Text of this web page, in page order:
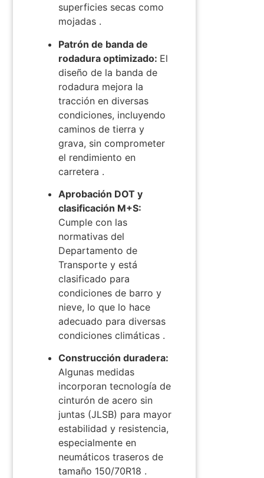
superficies secas como
mojadas .
Patrón de banda de
rodadura optimizado: El
diseño de la banda de
rodadura mejora la
tracción en diversas
condiciones, incluyendo
caminos de tierra y
grava, sin comprometer
el rendimiento en
carretera .
Aprobación DOT y
clasificación M+S:
Cumple con las
normativas del
Departamento de
Transporte y está
clasificado para
condiciones de barro y
nieve, lo que lo hace
adecuado para diversas
condiciones climáticas .
Construcción duradera:
Algunas medidas
incorporan tecnología de
cinturón de acero sin
juntas (JLSB) para mayor
estabilidad y resistencia,
especialmente en
neumáticos traseros de
tamaño 150/70R18 .